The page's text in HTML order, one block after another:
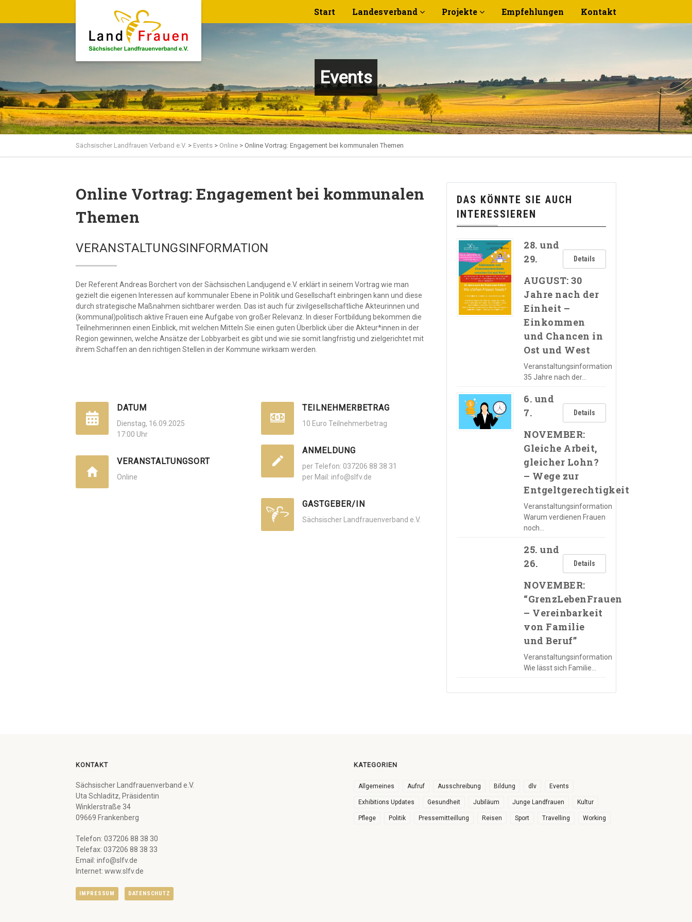
Start Landesverband Projekte Empfehlungen Kontakt
Events
Sächsischer Landfrauen Verband e.V. > Events > Online > Online Vortrag: Engagement bei kommunalen Themen
Online Vortrag: Engagement bei kommunalen
Themen
VERANSTALTUNGSINFORMATION
Der Referent Andreas Borchert von der Sächsischen Landjugend e.V. erklärt in seinem Vortrag wie man
gezielt die eigenen Interessen auf kommunaler Ebene in Politik und Gesellschaft einbringen kann und diese
durch strategische Maßnahmen sichtbarer werden. Das ist auch für zivilgesellschaftliche Akteurinnen und
(kommunal)politisch aktive Frauen eine Aufgabe von großer Relevanz. In dieser Fortbildung bekommen die
Teilnehmerinnen einen Einblick, mit welchen Mitteln Sie einen guten Überblick über die Akteur*innen in der
Region gewinnen, welche Ansätze der Lobbyarbeit es gibt und wie sie somit langfristig und zielgerichtet mit
ihrem Schaffen an den richtigen Stellen in der Kommune wirksam werden.
DATUM
Dienstag, 16.09.2025
17:00 Uhr
VERANSTALTUNGSORT
Online
TEILNEHMERBETRAG
10 Euro Teilnehmerbetrag
ANMELDUNG
per Telefon: 037206 88 38 31
per Mail: info@slfv.de
GASTGEBER/IN
Sächsischer Landfrauenverband e.V.
DAS KÖNNTE SIE AUCH
INTERESSIEREN
Details
28. und
29.
AUGUST: 30
Jahre nach der
Einheit –
Einkommen
und Chancen in
Ost und West
Veranstaltungsinformation
35 Jahre nach der…
Details
6. und
7.
NOVEMBER:
Gleiche Arbeit,
gleicher Lohn?
– Wege zur
Entgeltgerechtigkeit
Veranstaltungsinformation
Warum verdienen Frauen
noch…
Details
25. und
26.
NOVEMBER:
“GrenzLebenFrauen
– Vereinbarkeit
von Familie
und Beruf”
Veranstaltungsinformation
Wie lässt sich Familie…
KONTAKT
Sächsischer Landfrauenverband e.V.
Uta Schladitz, Präsidentin
Winklerstraße 34
09669 Frankenberg
Telefon: 037206 88 38 30
Telefax: 037206 88 38 33
Email: info@slfv.de
Internet: www.slfv.de
IMPRESSUM DATENSCHUTZ
KATEGORIEN
Allgemeines Aufruf Ausschreibung Bildung dlv Events
Exhibitions Updates Gesundheit Jubiläum Junge Landfrauen Kultur
Pflege Politik Pressemitteillung Reisen Sport Travelling Working